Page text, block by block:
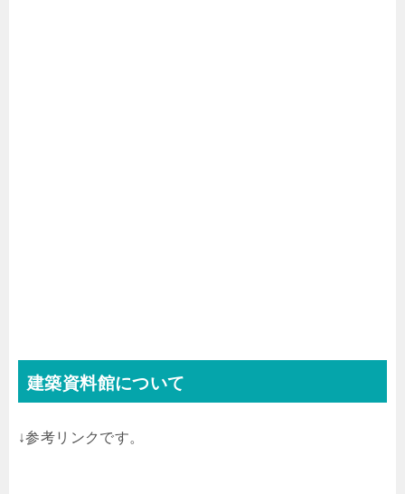
建築資料館について
↓参考リンクです。